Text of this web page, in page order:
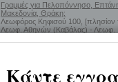
Γραμμές για Πελοπόννησο,
Μακεδονία, Θράκη:
Λεωφόρος Κηφισού 100, [πλησίον
Λεωφ. Αθηνών (Καβάλας) - Λεωφ.
Αθήνα: